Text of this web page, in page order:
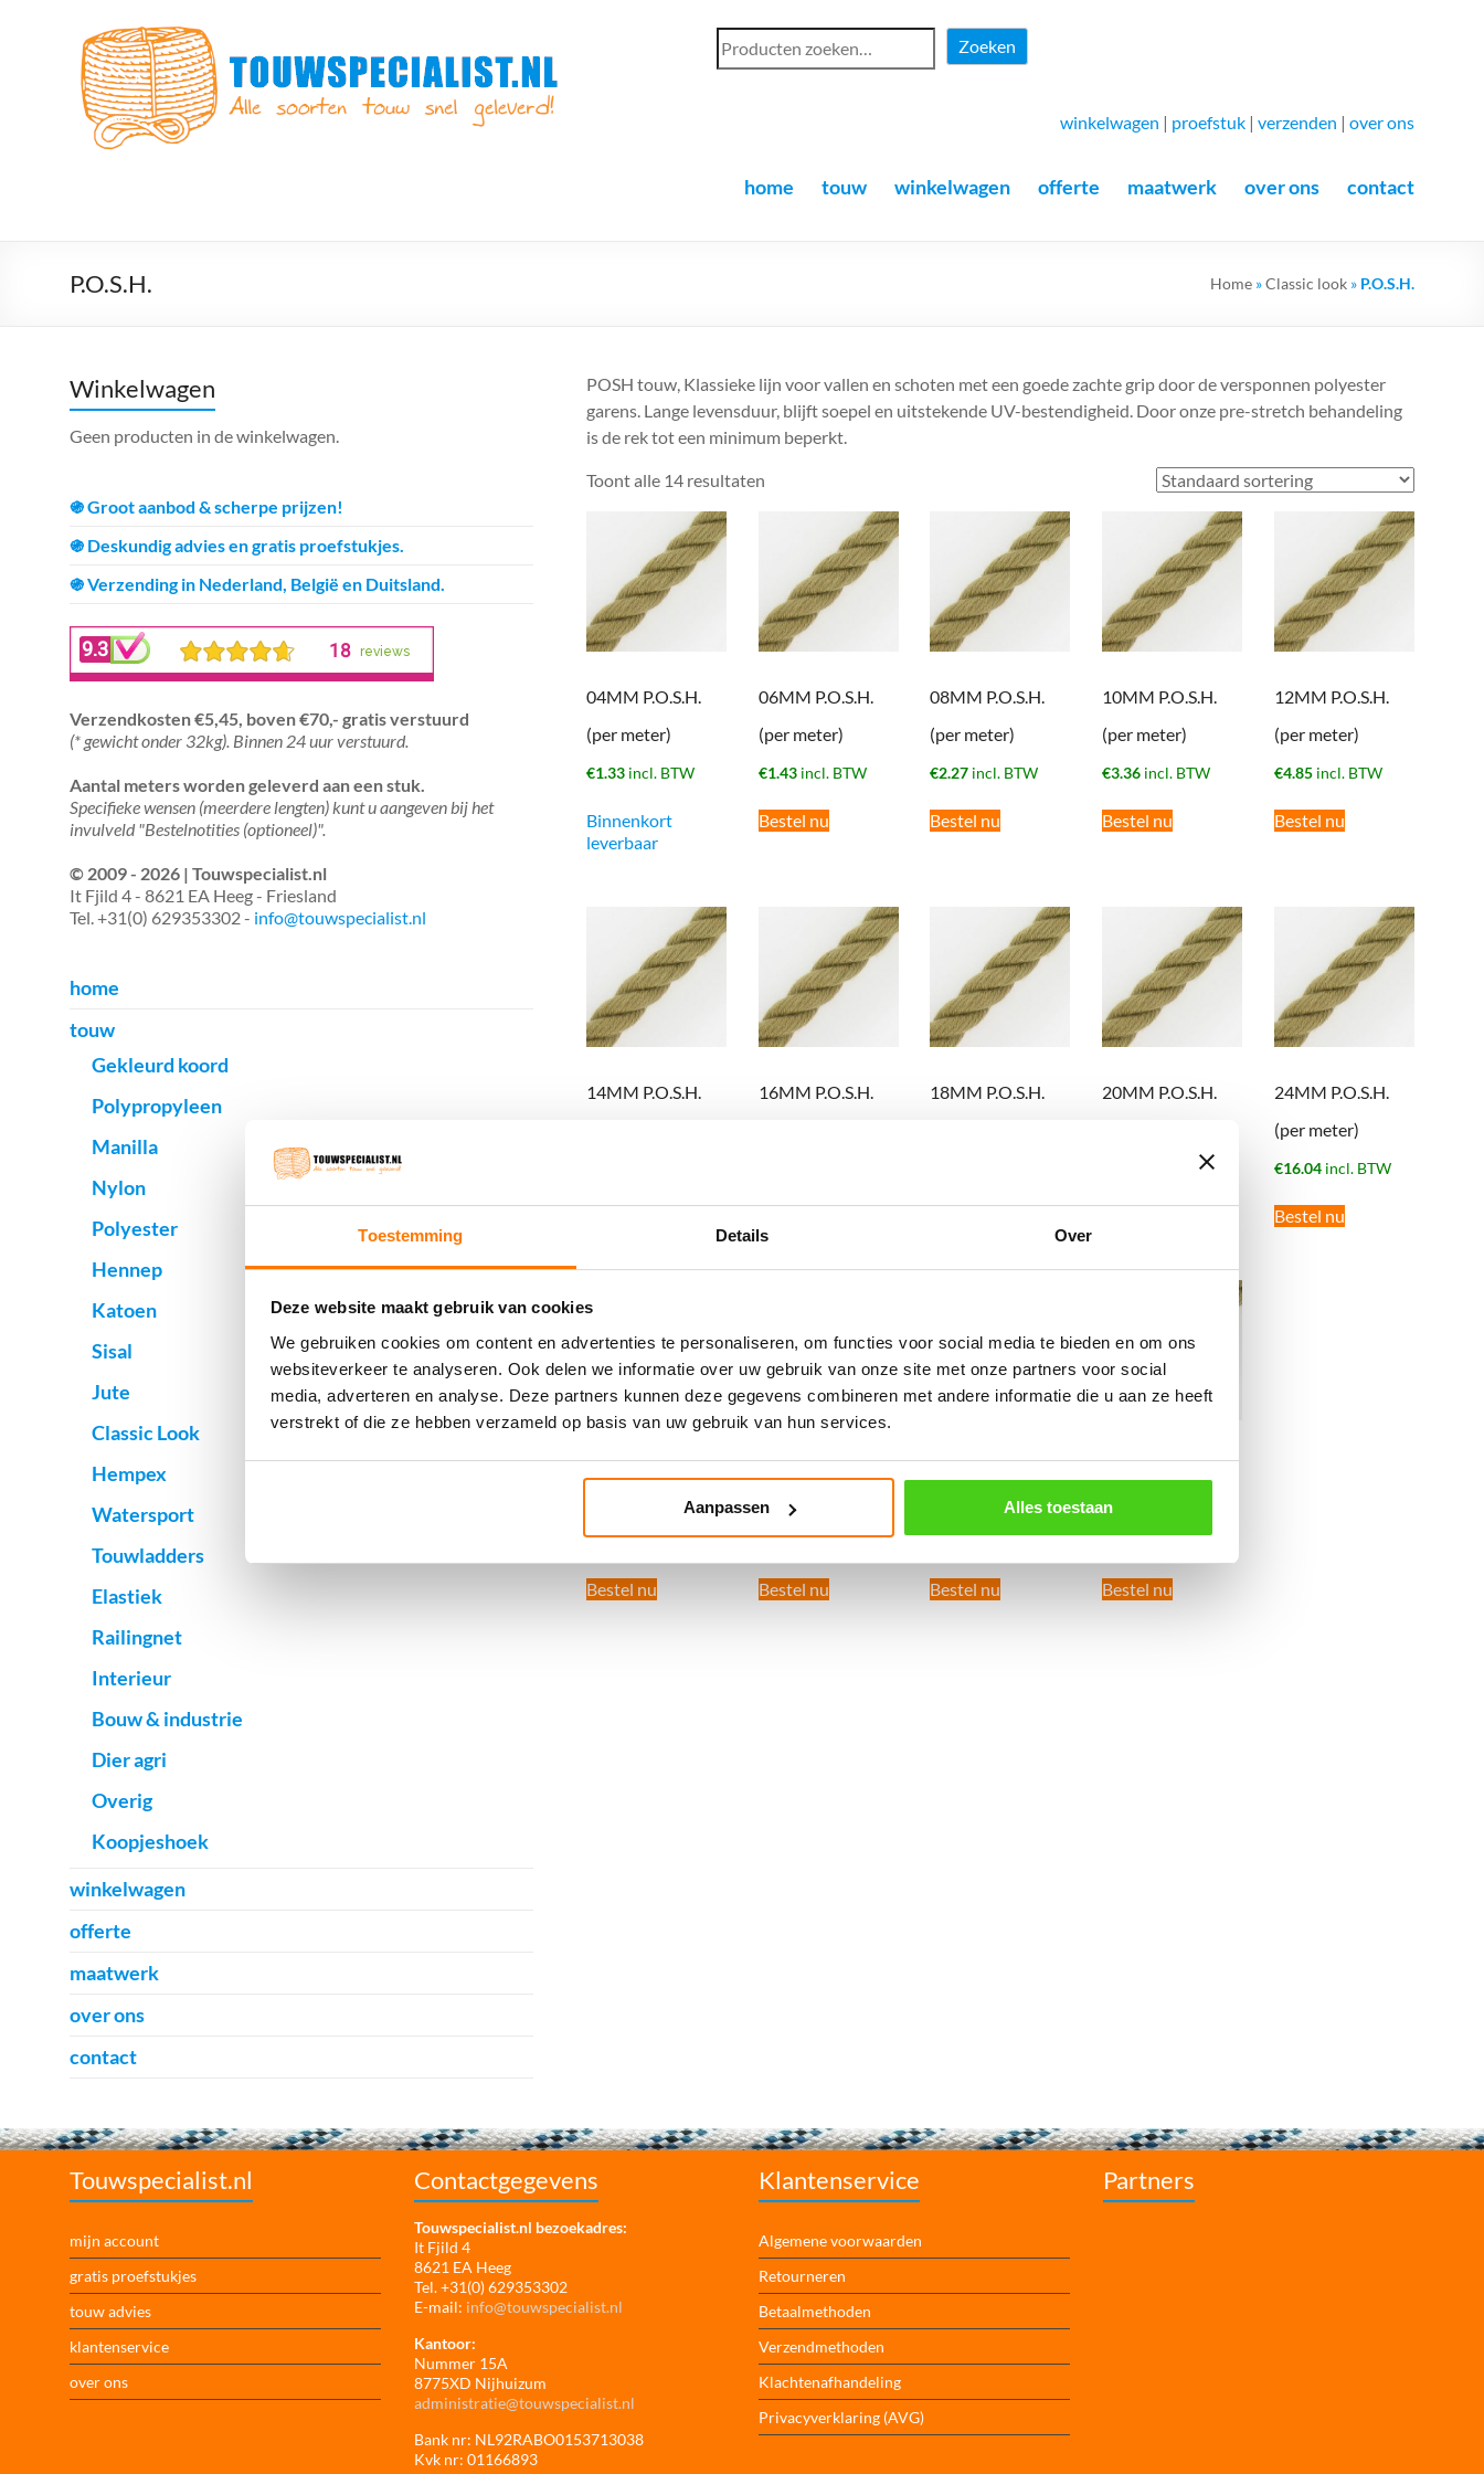
Toestemming Details Over
Deze website maakt gebruik van cookies
We gebruiken cookies om content en advertenties te personaliseren, om functies voor social media te bieden en om ons
websiteverkeer te analyseren. Ook delen we informatie over uw gebruik van onze site met onze partners voor social
media, adverteren en analyse. Deze partners kunnen deze gegevens combineren met andere informatie die u aan ze heeft
verstrekt of die ze hebben verzameld op basis van uw gebruik van hun services.
Aanpassen Alles toestaan
Touwspecialist.nl
Touwspecialist.nl,
het
adres
en
goed
Zoeken
winkelwagen | proefstuk | verzenden | over ons
home touw winkelwagen offerte maatwerk over ons contact
P.O.S.H. Home »Classic look » P.O.S.H.
POSH touw, Klassieke lijn voor vallen en schoten met een goede zachte grip door de versponnen polyester
garens. Lange levensduur, blijft soepel en uitstekende UV-bestendigheid. Door onze pre-stretch behandeling
is de rek tot een minimum beperkt.
Toont alle 14 resultaten
04MM P.O.S.H.
(per meter)
€1.33 incl. BTW
Binnenkort
leverbaar
06MM P.O.S.H.
(per meter)
€1.43 incl. BTW
Bestel nu
08MM P.O.S.H.
(per meter)
€2.27 incl. BTW
Bestel nu
10MM P.O.S.H.
(per meter)
€3.36 incl. BTW
Bestel nu
12MM P.O.S.H.
(per meter)
€4.85 incl. BTW
Bestel nu
14MM P.O.S.H.
16MM P.O.S.H.
18MM P.O.S.H.
20MM P.O.S.H.
incl. BTW
24MM P.O.S.H.
(per meter)
€16.04 incl. BTW
Bestel nu
28MM P.O.S.H.
€18.50incl. BTW
Bestel nu
32MM P.O.S.H.
(per meter)
€24.70incl. BTW
Bestel nu
36MM P.O.S.H.
(per meter)
€31.09incl. BTW
Bestel nu
40MM P.O.S.H.
(per meter)
€40.09incl. BTW
Bestel nu
Winkelwagen
Geen producten in de winkelwagen.
֍ Groot aanbod & scherpe prijzen!
֍ Deskundig advies en gratis proefstukjes.
֍ Verzending in Nederland, België en Duitsland.
Verzendkosten €5,45, boven €70,- gratis verstuurd
(* gewicht onder 32kg). Binnen 24 uur verstuurd.
Aantal meters worden geleverd aan een stuk.
Specifieke wensen (meerdere lengten) kunt u aangeven bij het
invulveld "Bestelnotities (optioneel)".
© 2009 - 2026 | Touwspecialist.nl
It Fjild 4 - 8621 EA Heeg - Friesland
Tel. +31(0) 629353302 - info@touwspecialist.nl
home
touw
Gekleurd koord
Polypropyleen
Manilla
Nylon
Polyester
Hennep
Katoen
Sisal
Jute
Classic Look
Hempex
Watersport
Touwladders
Elastiek
Railingnet
Interieur
Bouw & industrie
Dier agri
Overig
Koopjeshoek
winkelwagen
offerte
maatwerk
over ons
contact
Touwspecialist.nl
mijn account
gratis proefstukjes
touw advies
klantenservice
over ons
Contactgegevens
Touwspecialist.nl bezoekadres:
It Fjild 4
8621 EA Heeg
Tel. +31(0) 629353302
E-mail: info@touwspecialist.nl
Kantoor:
Nummer 15A
8775XD Nijhuizum
administratie@touwspecialist.nl
Bank nr: NL92RABO0153713038
Kvk nr: 01166893
Klantenservice
Algemene voorwaarden
Retourneren
Betaalmethoden
Verzendmethoden
Klachtenafhandeling
Privacyverklaring (AVG)
Partners